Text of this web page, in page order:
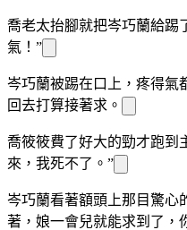
喬老太抬腳就把岑巧蘭給踢
氣！”
岑巧蘭被踢在 口上，疼得氣
回去打算接著求。
喬筱筱費了好大的勁才跑到
來，我死不了。”
岑巧蘭看著額頭上那 目驚心
著，娘一會兒就能求到了，